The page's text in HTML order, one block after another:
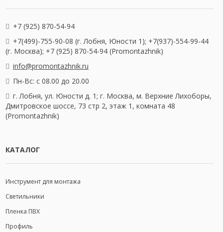
+7 (925) 870-54-94
+7(499)-755-90-08 (г. Лобня, Юности 1); +7(937)-554-99-44
(г. Москва); +7 (925) 870-54-94 (Promontazhnik)
info@promontazhnik.ru
Пн-Вс: с 08.00 до 20.00
г. Лобня, ул. Юности д. 1; г. Москва, м. Верхние Лихоборы,
Дмитровское шоссе, 73 стр 2, этаж 1, комната 48
(Promontazhnik)
КАТАЛОГ
Инструмент для монтажа
Светильники
Пленка ПВХ
Профиль